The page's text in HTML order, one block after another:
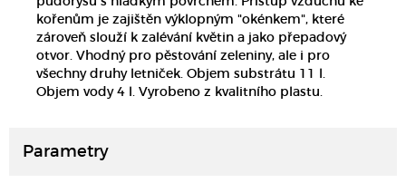
kořenům je zajištěn výklopným "okénkem", které
zároveň slouží k zalévání květin a jako přepadový
otvor. Vhodný pro pěstování zeleniny, ale i pro
všechny druhy letniček. Objem substrátu 11 l.
Objem vody 4 l. Vyrobeno z kvalitního plastu.
Parametry